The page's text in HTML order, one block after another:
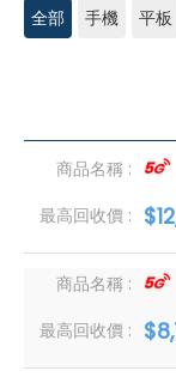
全部 手機 平板